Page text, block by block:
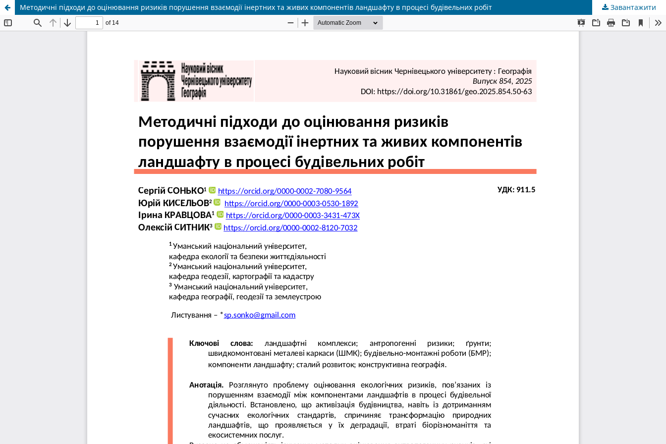
Методичні підходи до оцінювання ризиків порушення взаємодії інертних та живих компонентів ландшафту в процесі будівельних робіт Завантажити